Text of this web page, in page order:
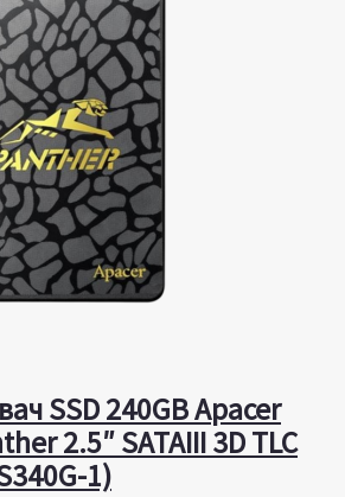
SSD 240GB Apacer
2.5″ SATAIII 3D TLC
1)